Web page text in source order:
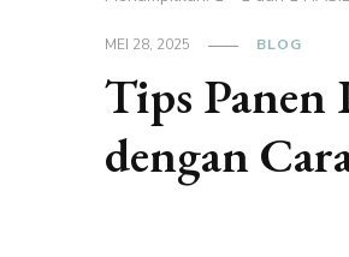
MEI 28, 2025 BLOG
Tips Panen
dengan